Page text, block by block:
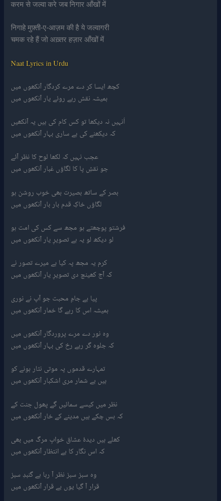
करम से जल्वा करे जब निगार आँखों में
निगाहे मुफ़्ती-ए-आज़म की है ये जल्वागरी
चमक रहे हैं जो अख़्तर हज़ार आँखों में
Naat Lyrics in Urdu
کچھ ایسا کر دے مرے کردگار آنکھوں میں
ہمیشہ نقش رہے روئے یار آنکھوں میں
اُنہیں نہ دیکھا تو کس کام کی ہیں یہ آنکھیں
کہ دیکھنے کی ہے ساری بہار آنکھوں میں
عجب نہیں کہ لکھا لوح کا نظر آئے
جو نقشِ پا کا لگاؤں غبار آنکھوں میں
بصر کے ساتھ بصیرت بھی خوب روشن ہو
لگاؤں خاکِ قدم بار بار آنکھوں میں
فرشتو پوچھتے ہو مجھ سے کس کی امت ہو
لو دیکھ لو یہ ہے تصویرِ یار آنکھوں میں
کرم یہ مجھ پہ کیا ہے میرے تصور نے
کہ آج کھینچ دی تصویرِ یار آنکھوں میں
پیا ہے جامِ محبت جو آپ نے نوری
ہمیشہ اس کا رہے گا خمار آنکھوں میں
وہ نور دے مرے پروردگار آنکھوں میں
کہ جلوہ گر رہے رخ کی بہار آنکھوں میں
تمہارے قدموں پہ موتی نثار ہونے کو
ہیں بے شمار مری اشکبار آنکھوں میں
نظر میں کیسے سمائیں گے پھول جنت کے
کہ بس چکے ہیں مدینے کے خار آنکھوں میں
کھلے ہیں دیدۂ عشاق خوابِ مرگ میں بھی
کہ اس نگار کا ہے انتظار آنکھوں میں
وہ سبز سبز نظر آ رہا ہے گنبدِ سبز
قرار آ گیا یوں بے قرار آنکھوں میں